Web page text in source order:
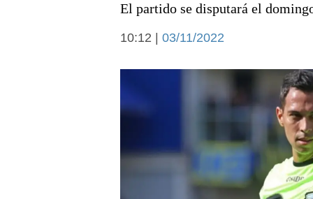
Arte y cultura
Economía y campo
El partido se disputará el
10:12 | 03/11/2022